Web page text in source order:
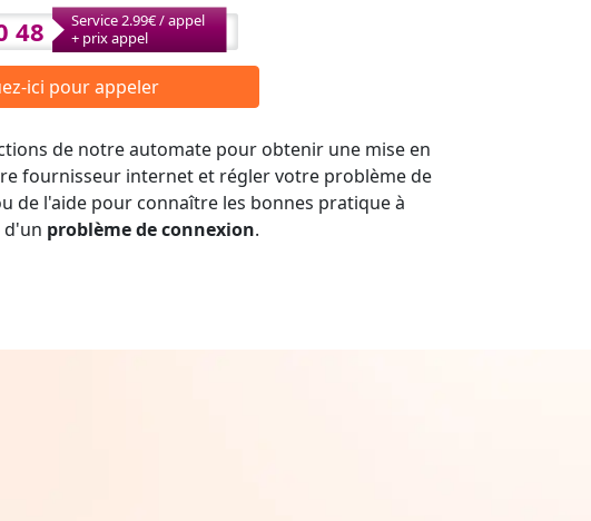
48
Service 2.99€ / appel
+ prix appel
ici pour appeler
de notre automate pour obtenir une mise en
fournisseur internet et régler votre problème de
de l'aide pour connaître les bonnes pratique à
d'un problème de connexion.